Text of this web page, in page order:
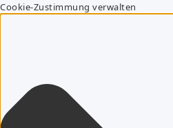
Cookie-Zustimmung verwalten